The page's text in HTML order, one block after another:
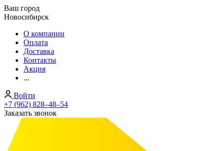
Ваш город
Новосибирск
О компании
Оплата
Доставка
Контакты
Акция
...
Войти
+7 (962) 828‒48‒54
Заказать звонок